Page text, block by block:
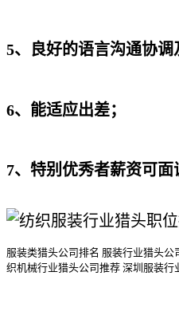
5、良好的语言沟通协调
6、能适应出差；
7、特别优秀者薪资可面
服装类猎头公司排名 服装行业猎头公
织机械行业猎头公司推荐 深圳服装行